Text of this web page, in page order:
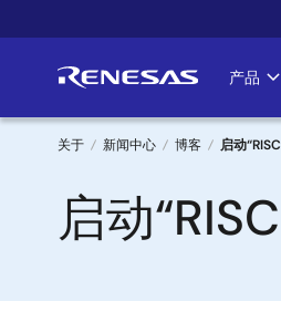
转
要
产品
面
包
屑
关于 新闻中心 博客 启动
启动